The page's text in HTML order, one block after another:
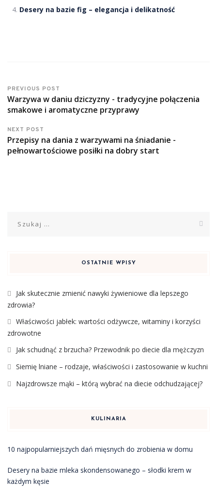
Desery na bazie fig – elegancja i delikatność
PREVIOUS POST
Warzywa w daniu dziczyzny - tradycyjne połączenia
smakowe i aromatyczne przyprawy
NEXT POST
Przepisy na dania z warzywami na śniadanie -
pełnowartościowe posiłki na dobry start
OSTATNIE WPISY
Jak skutecznie zmienić nawyki żywieniowe dla lepszego
zdrowia?
Właściwości jabłek: wartości odżywcze, witaminy i korzyści
zdrowotne
Jak schudnąć z brzucha? Przewodnik po diecie dla mężczyzn
Siemię lniane – rodzaje, właściwości i zastosowanie w kuchni
Najzdrowsze mąki – którą wybrać na diecie odchudzającej?
KULINARIA
10 najpopularniejszych dań mięsnych do zrobienia w domu
Desery na bazie mleka skondensowanego – słodki krem w
każdym kęsie